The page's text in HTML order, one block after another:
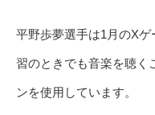
平野歩夢選手は1月のX
習のときでも音楽を聴く
ンを使用しています。